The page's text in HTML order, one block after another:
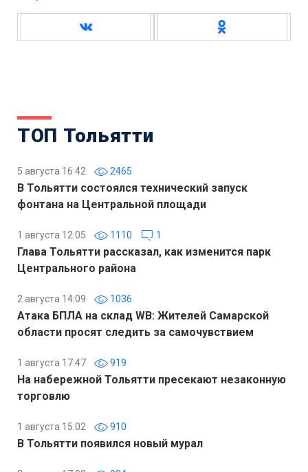
ТОП Тольятти
5 августа 16:42 2465
В Тольятти состоялся технический запуск
фонтана на Центральной площади
1 августа 12:05 1110 1
Глава Тольятти рассказал, как изменится парк
Центрального района
2 августа 14:09 1036
Атака БПЛА на склад WB: Жителей Самарской
области просят следить за самочувствием
1 августа 17:47 919
На набережной Тольятти пресекают незаконную
торговлю
1 августа 15:02 910
В Тольятти появился новый мурал